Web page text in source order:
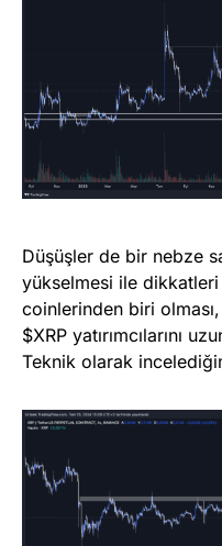
Düşüşler de bir nebze
yükselmesi ile
coinlerinden biri
$XRP yatırımcılarını
Teknik olarak